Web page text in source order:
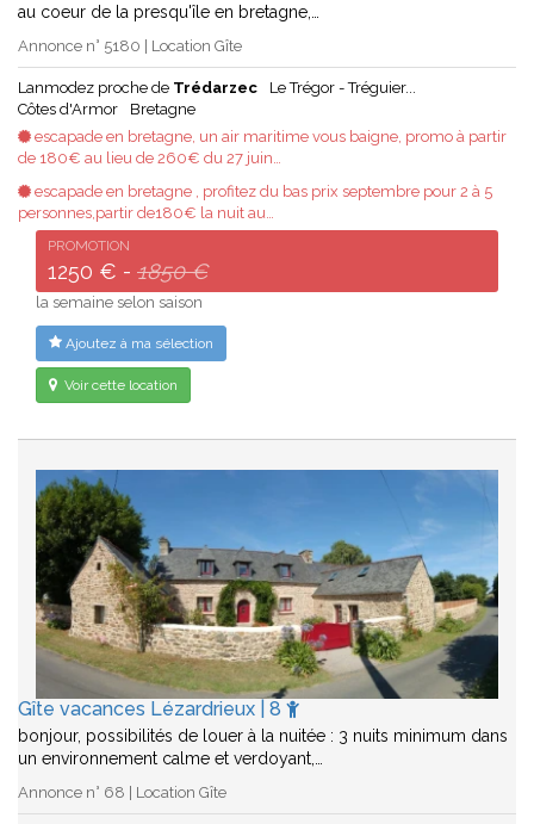
au coeur de la presqu'île en bretagne,…
Annonce n° 5180 | Location Gîte
Lanmodez proche de Trédarzec
Le Trégor - Tréguier...
Côtes d'Armor
Bretagne
escapade en bretagne, un air maritime vous baigne, promo à partir
de 180€ au lieu de 260€ du 27 juin…
escapade en bretagne , profitez du bas prix septembre pour 2 à 5
personnes,partir de180€ la nuit au…
PROMOTION
1250 € - 1850 €
la semaine selon saison
Ajoutez à ma sélection
Voir cette location
Gîte vacances Lézardrieux | 8
bonjour, possibilités de louer à la nuitée : 3 nuits minimum dans
un environnement calme et verdoyant,…
Annonce n° 68 | Location Gîte